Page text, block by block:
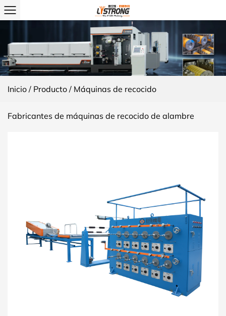
Inicio / Producto / Máquinas de recocido
Fabricantes de máquinas de recocido de alambre